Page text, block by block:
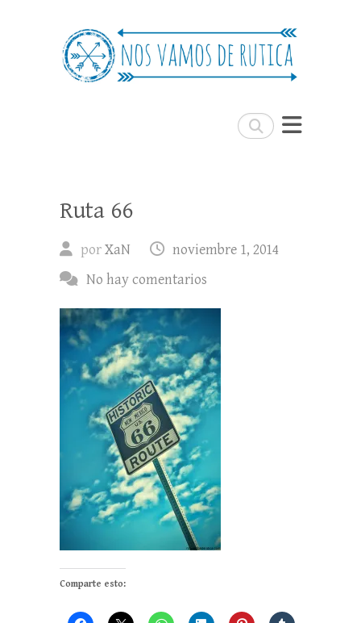
Buscar
Nos Vamos de Rutica
Ruta 66
porXaN
noviembre 1, 2014
No hay comentarios
Comparte esto: